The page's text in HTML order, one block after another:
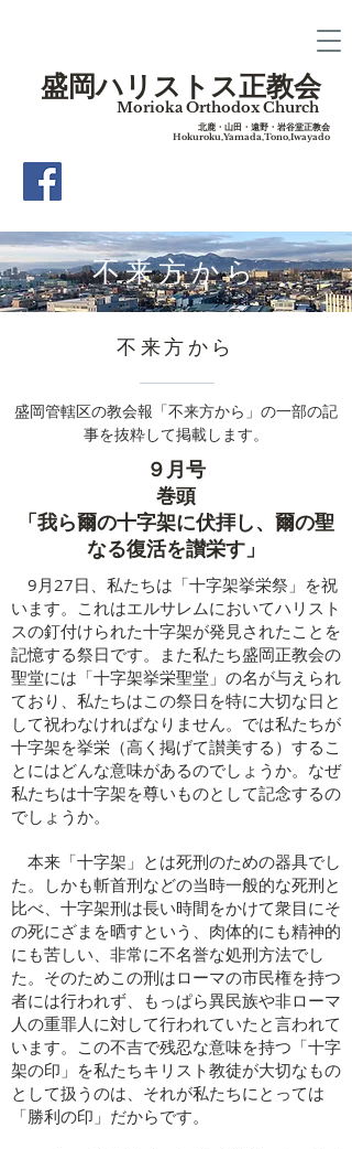
盛岡ハリストス正教会
Morioka Orthodox Church
​北鹿・山田・遠野・岩谷堂正教会
Hokuroku,Yamada,Tono,Iwayado
​不来方から
​不来方から
盛岡管轄区の教会報「不来方から」の一部の記
事を抜粋して掲載します。
９月号
​巻頭
「我ら爾の十字架に伏拝し、爾の聖
なる復活を讃栄す」
9月27日、私たちは「十字架挙栄祭」を祝
います。これはエルサレムにおいてハリスト
スの釘付けられた十字架が発見されたことを
記憶する祭日です。また私たち盛岡正教会の
聖堂には「十字架挙栄聖堂」の名が与えられ
ており、私たちはこの祭日を特に大切な日と
して祝わなければなりません。では私たちが
十字架を挙栄（高く掲げて讃美する）するこ
とにはどんな意味があるのでしょうか。なぜ
私たちは十字架を尊いものとして記念するの
でしょうか。
本来「十字架」とは死刑のための器具でし
た。しかも斬首刑などの当時一般的な死刑と
比べ、十字架刑は長い時間をかけて衆目にそ
の死にざまを晒すという、肉体的にも精神的
にも苦しい、非常に不名誉な処刑方法でし
た。そのためこの刑はローマの市民権を持つ
者には行われず、もっぱら異民族や非ローマ
人の重罪人に対して行われていたと言われて
います。この不吉で残忍な意味を持つ「十字
架の印」を私たちキリスト教徒が大切なもの
として扱うのは、それが私たちにとっては
「勝利の印」だからです。